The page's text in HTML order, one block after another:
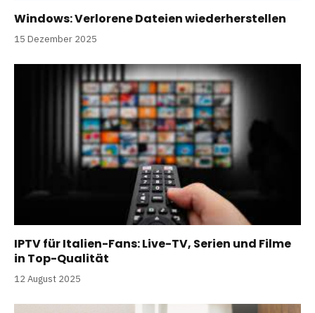
Windows: Verlorene Dateien wiederherstellen
15 Dezember 2025
IPTV für Italien-Fans: Live-TV, Serien und Filme
in Top-Qualität
12 August 2025